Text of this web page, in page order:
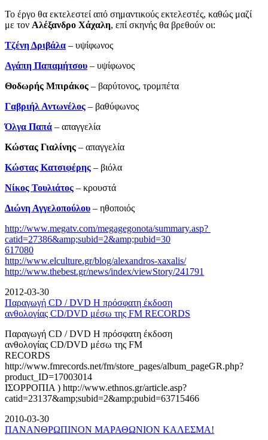
Το έργο θα εκτελεστεί από σημαντικούς εκτελεστές, καθώς μαζί
με τον Αλέξανδρο Χάχαλη, επί σκηνής θα βρεθούν οι:
Τζένη Δριβάλα – υψίφωνος
Αγάπη Παπαμήτσου – υψίφωνος
Θοδωρής Μπιράκος – βαρύτονος, τρομπέτα
Γαβριήλ Αντωνέλος – βαθύφωνος
Όλγα Παπά – απαγγελία
Κώστας Γιαλίνης ­– απαγγελία
Κώστας Κατσιφέρης – βιόλα
Νίκος Τουλιάτος – κρουστά
Διώνη Αγγελοπούλου – ηθοποιός
http://www.megatv.com/megagegonota/summary.asp?
catid=27386&amp;subid=2&amp;pubid=30
617080
http://www.elculture.gr/blog/alexandros-xaxalis/
http://www.thebest.gr/news/index/viewStory/241791
2012-03-30
Παραγωγή CD / DVD Η πρόσφατη έκδοση
ανθολογίας CD/DVD μέσω της FM RECORDS
Παραγωγή CD / DVD Η πρόσφατη έκδοση
ανθολογίας CD/DVD μέσω της FM
RECORDS
http://www.fmrecords.net/fm/store_pages/album_pageGR.php?
product_ID=17003014
ΙΣΟΡΡΟΠΙΑ ) http://www.ethnos.gr/article.asp?
catid=23137&amp;subid=2&amp;pubid=63715466
2010-03-30
ΠΑΝΑΝΘΡΩΠΙΝΟΝ ΜΑΡΑΘΩΝΙΟΝ ΚΑΛΕΣΜΑ!